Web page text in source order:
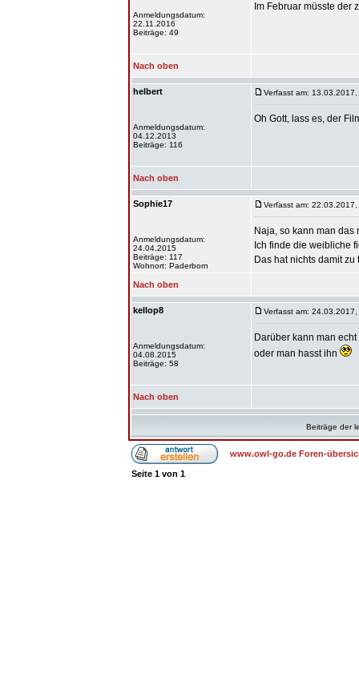
Anmeldungsdatum:
22.11.2016
Beiträge: 49
Im Februar müsste der
Nach oben
helbert
Anmeldungsdatum:
04.12.2013
Beiträge: 116
Verfasst am:
Oh Gott, lass es, der
Nach oben
Sophie17
Anmeldungsdatum:
24.04.2015
Beiträge: 117
Wohnort: Paderborn
Verfasst am:
Naja, so kann man das
Ich finde die weibliche
Das hat nichts damit
Nach oben
kellop8
Anmeldungsdatum:
04.08.2015
Beiträge: 58
Verfasst am:
Darüber kann man
oder man hasst ihn
Nach oben
Beiträge der
www.owl-go.de Foren-
Seite 1 von 1